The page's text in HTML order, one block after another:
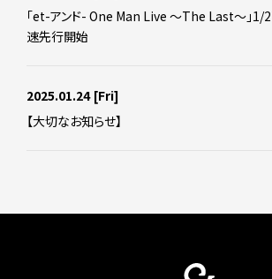
「et-アンド- One Man Live ～The Last～」1/
速先行開始
2025.01.24 [Fri]
【大切なお知らせ】